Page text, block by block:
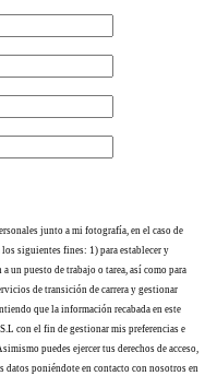
junto a mi fotografía, en el caso de
siguientes fines: 1) para establecer y
un puesto de trabajo o tarea, así como para
de transición de carrera y gestionar
que la información recabada en este
con el fin de gestionar mis preferencias e
puedes ejercer tus derechos de acceso,
poniéndote en contacto con nosotros en